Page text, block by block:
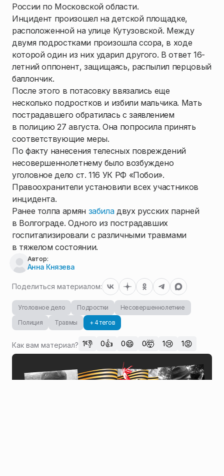
России по Московской области.
Инцидент произошел на детской площадке,
расположенной на улице Кутузовской. Между
двумя подростками произошла ссора, в ходе
которой один из них ударил другого. В ответ 16-
летний оппонент, защищаясь, распылил перцовый
баллончик.
После этого в потасовку ввязались еще
несколько подростков и избили мальчика. Мать
пострадавшего обратилась с заявлением
в полицию 27 августа. Она попросила принять
соответствующие меры.
По факту нанесения телесных повреждений
несовершеннолетнему было возбуждено
уголовное дело ст. 116 УК РФ «Побои».
Правоохранители установили всех участников
инцидента.
Ранее толпа армян забиладвух русских парней
в Волгограде. Одного из пострадавших
госпитализировали с различными травмами
в тяжелом состоянии.
Автор:
Анна Князева
Поделиться материалом:
Уголовное дело Подростки
Несовершеннолетние
Полиция
Травмы + 4 тегов
Как вам материал? 1👎 0👍 0😄 0🤯 1😢 1😡